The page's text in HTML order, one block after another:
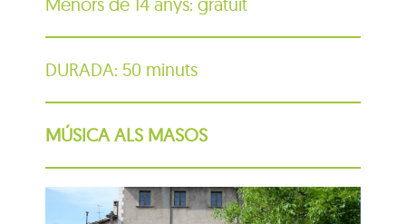
DURADA: 50 minuts
MÚSICA ALS MASOS